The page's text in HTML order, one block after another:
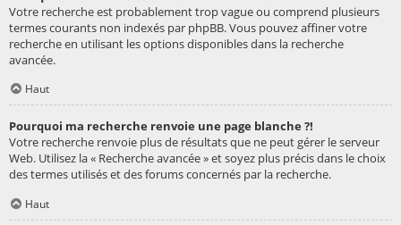
Votre recherche est probablement trop vague ou comprend plusieurs
termes courants non indexés par phpBB. Vous pouvez affiner votre
recherche en utilisant les options disponibles dans la recherche
avancée.
Haut
Pourquoi ma recherche renvoie une page blanche ?!
Votre recherche renvoie plus de résultats que ne peut gérer le serveur
Web. Utilisez la « Recherche avancée » et soyez plus précis dans le choix
des termes utilisés et des forums concernés par la recherche.
Haut